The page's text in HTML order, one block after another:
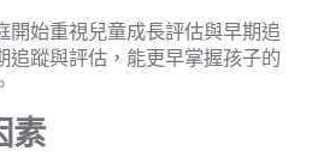
開始重視兒童成長評估與早期追
追蹤與評估，能更早掌握孩子的
素